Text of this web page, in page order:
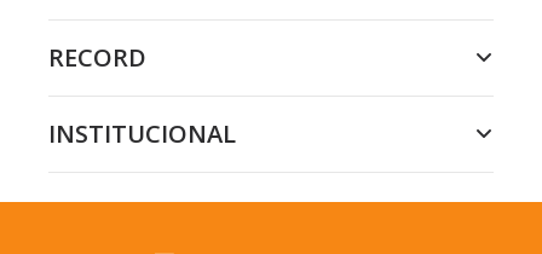
RECORD
INSTITUCIONAL